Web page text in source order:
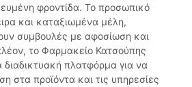
φροντίδα. Το προσωπικό
και καταξιωμένα μέλη,
συμβουλές με αφοσίωση και
το Φαρμακείο Κατσούπης
διαδικτυακή πλατφόρμα για να
στα προϊόντα και τις υπηρεσίες